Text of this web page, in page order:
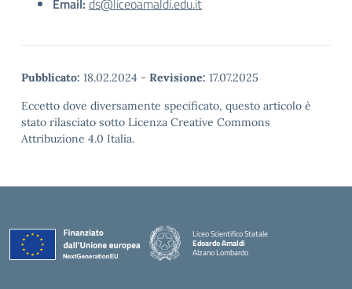
Email: ds@liceoamaldi.edu.it
Pubblicato: 18.02.2024 - Revisione: 17.07.2025
Eccetto dove diversamente specificato, questo articolo è
stato rilasciato sotto Licenza Creative Commons
Attribuzione 4.0 Italia.
Liceo Scientifico Statale
Edoardo Amaldi
Alzano Lombardo